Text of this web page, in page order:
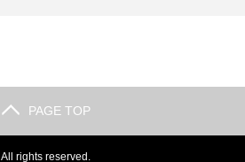
PAGE TOP
All rights reserved.